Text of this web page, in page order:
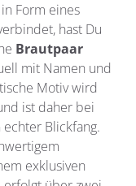
Form eines
hast Du
Brautpaar
mit Namen und
Motiv wird
ist daher bei
Blickfang.
exklusiven